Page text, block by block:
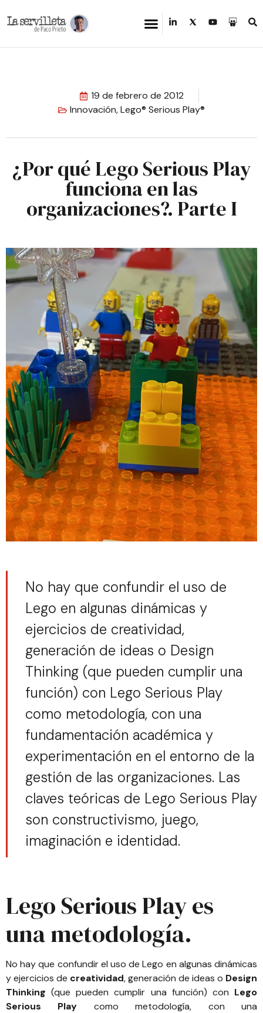
19 de febrero de 2012
Innovación,Lego® Serious Play®
¿Por qué Lego Serious Play
funciona en las
organizaciones?. Parte I
No hay que confundir el uso de
Lego en algunas dinámicas y
ejercicios de creatividad,
generación de ideas o Design
Thinking (que pueden cumplir una
función) con Lego Serious Play
como metodología, con una
fundamentación académica y
experimentación en el entorno de la
gestión de las organizaciones. Las
claves teóricas de Lego Serious Play
son constructivismo, juego,
imaginación e identidad.
Lego Serious Play es
una metodología.
No hay que confundir el uso de Lego en algunas dinámicas
y ejercicios de creatividad, generación de ideas o Design
Thinking (que pueden cumplir una función) con Lego
Serious Play como metodología, con una